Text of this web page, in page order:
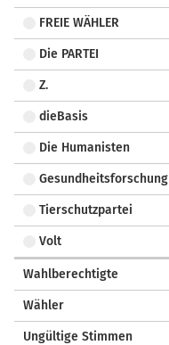
FREIE WÄHLER
Die PARTEI
Z.
dieBasis
Die Humanisten
Gesundheitsforschung
Tierschutzpartei
Volt
Wahlberechtigte
Wähler
Ungültige Stimmen